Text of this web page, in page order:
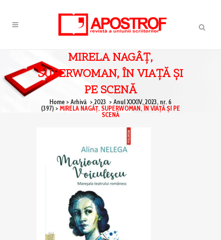
MIRELA NAGÂŢ,
SUPERWOMAN, ÎN VIAŢĂ ŞI
PE SCENĂ
Home > Arhivă > 2023 > Anul XXXIV, 2023, nr. 6
(397) > MIRELA NAGÂŢ, SUPERWOMAN, ÎN VIAŢĂ ŞI PE
SCENĂ